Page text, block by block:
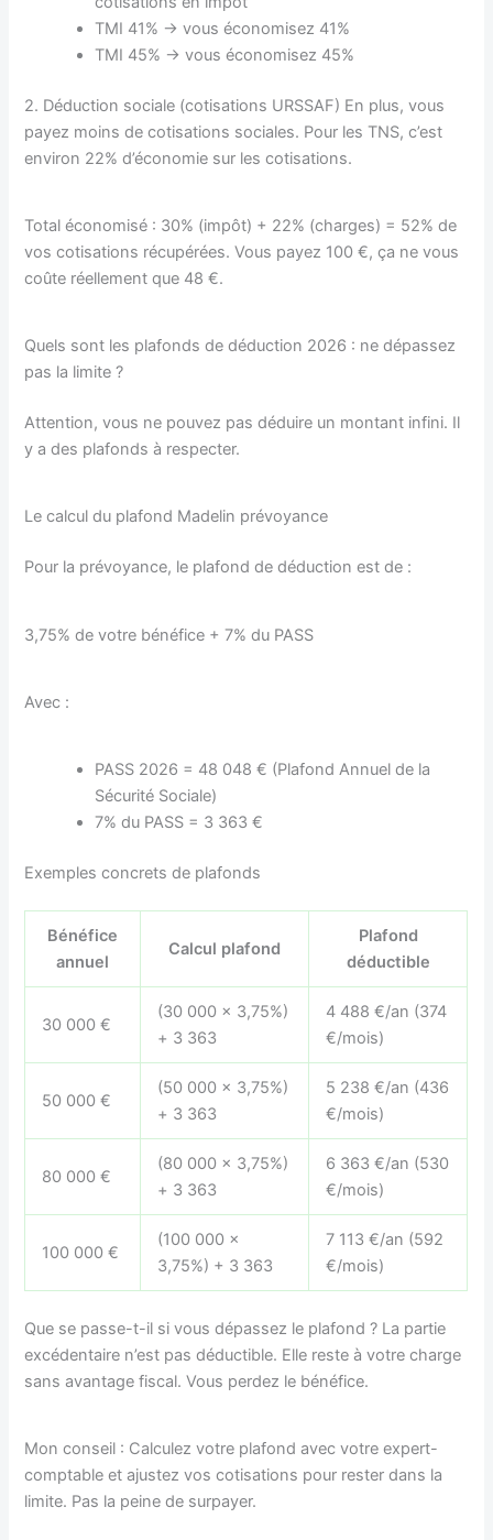
TMI 41% → vous économisez 41%
TMI 45% → vous économisez 45%
2. Déduction sociale (cotisations URSSAF) En plus, vous
payez moins de cotisations sociales. Pour les TNS, c’est
environ 22% d’économie sur les cotisations.
Total économisé : 30% (impôt) + 22% (charges) = 52% de
vos cotisations récupérées. Vous payez 100 €, ça ne vous
coûte réellement que 48 €.
Quels sont les plafonds de déduction 2026 : ne dépassez
pas la limite ?
Attention, vous ne pouvez pas déduire un montant infini. Il
y a des plafonds à respecter.
Le calcul du plafond Madelin prévoyance
Pour la prévoyance, le plafond de déduction est de :
3,75% de votre bénéfice + 7% du PASS
Avec :
PASS 2026 = 48 048 € (Plafond Annuel de la
Sécurité Sociale)
7% du PASS = 3 363 €
Exemples concrets de plafonds
Bénéfice
annuel
Calcul plafond
Plafond
déductible
30 000 €
(30 000 × 3,75%)
+ 3 363
4 488 €/an (374
€/mois)
50 000 €
(50 000 × 3,75%)
+ 3 363
5 238 €/an (436
€/mois)
80 000 €
(80 000 × 3,75%)
+ 3 363
6 363 €/an (530
€/mois)
100 000 €
(100 000 ×
3,75%) + 3 363
7 113 €/an (592
€/mois)
Que se passe-t-il si vous dépassez le plafond ? La partie
excédentaire n’est pas déductible. Elle reste à votre charge
sans avantage fiscal. Vous perdez le bénéfice.
Mon conseil : Calculez votre plafond avec votre expert-
comptable et ajustez vos cotisations pour rester dans la
limite. Pas la peine de surpayer.